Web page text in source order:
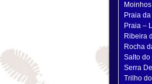
Praia
Praia –
Ribeira
Rocha
Salto do
Serra
Trilho